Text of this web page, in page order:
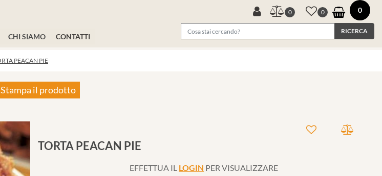
CHI SIAMO CONTATTI
0 0 0
PEACAN PIE
Stampa il prodotto
TORTA PEACAN PIE
EFFETTUA IL LOGIN PER VISUALIZZARE